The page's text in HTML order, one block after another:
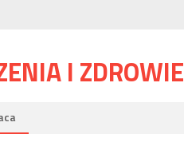
I ZDROWIE